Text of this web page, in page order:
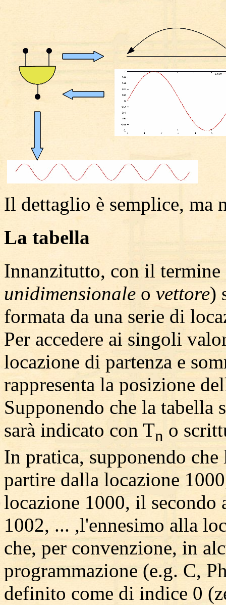
Il dettaglio è semplice, ma
La tabella
Innanzitutto, con il termine
unidimensionale o vettore)
formata da una serie di
Per accedere ai singoli
locazione di partenza e
rappresenta la posizione
Supponendo che la tabella
sarà indicato con Tn o
In pratica, supponendo
partire dalla locazione
locazione 1000, il
1002, ... ,l'ennesimo alla
che, per convenzione, in
programmazione (e.g. C,
definito come di indice 0